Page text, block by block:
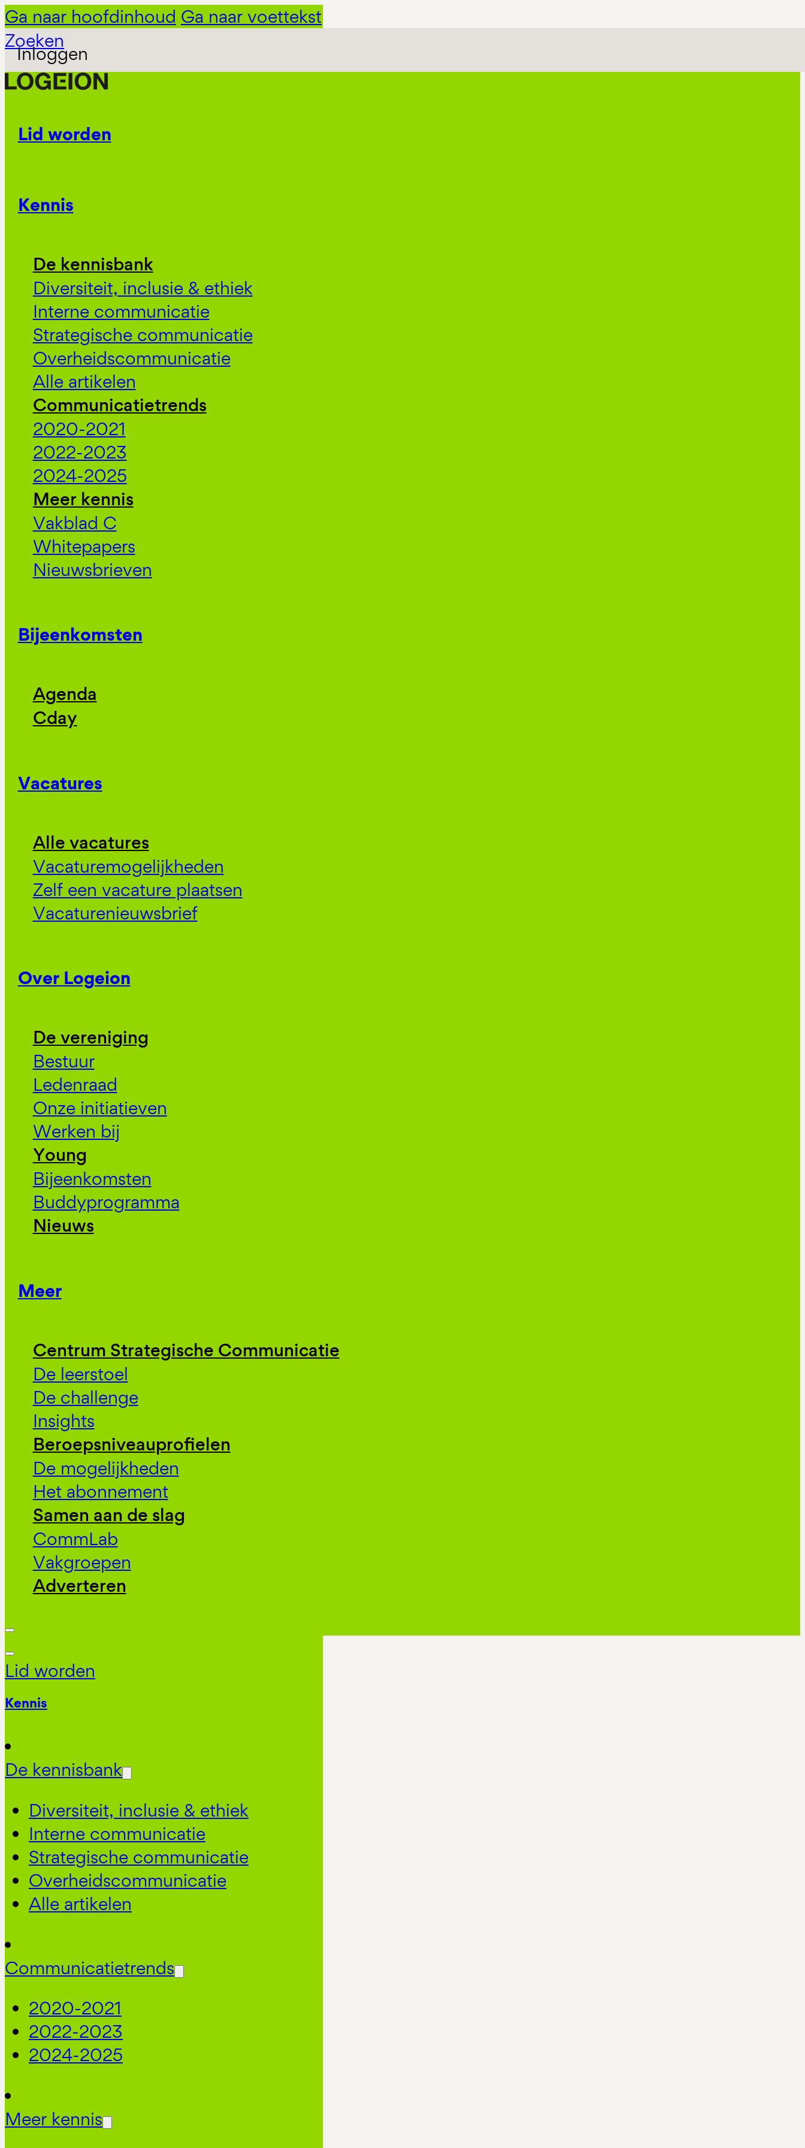
Ga naar hoofdinhoud Ga naar voettekst
Zoeken
Inloggen
Lid worden
Kennis
De kennisbank
Diversiteit, inclusie & ethiek
Interne communicatie
Strategische communicatie
Overheidscommunicatie
Alle artikelen
Communicatietrends
2020-2021
2022-2023
2024-2025
Meer kennis
Vakblad C
Whitepapers
Nieuwsbrieven
Bijeenkomsten
Agenda
Cday
Vacatures
Alle vacatures
Vacaturemogelijkheden
Zelf een vacature plaatsen
Vacaturenieuwsbrief
Over Logeion
De vereniging
Bestuur
Ledenraad
Onze initiatieven
Werken bij
Young
Bijeenkomsten
Buddyprogramma
Nieuws
Meer
Centrum Strategische Communicatie
De leerstoel
De challenge
Insights
Beroepsniveauprofielen
De mogelijkheden
Het abonnement
Samen aan de slag
CommLab
Vakgroepen
Adverteren
Lid worden
Kennis
De kennisbank
Diversiteit, inclusie & ethiek
Interne communicatie
Strategische communicatie
Overheidscommunicatie
Alle artikelen
Communicatietrends
2020-2021
2022-2023
2024-2025
Meer kennis